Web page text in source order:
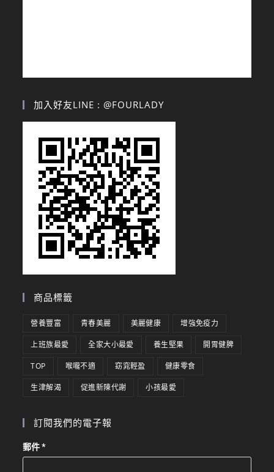
加入好友LINE : @FOURLADY
商品標籤
營養豐富 青春美麗 美麗健康 增強免疫力
上班族最愛 全家大小最愛 養生堅果 開胃健脾
TOP 喉嚨不適 窈窕輕盈 健康零食
生津解渴 促進新陳代謝 小孩最愛
訂閱我們的電子報
郵件*